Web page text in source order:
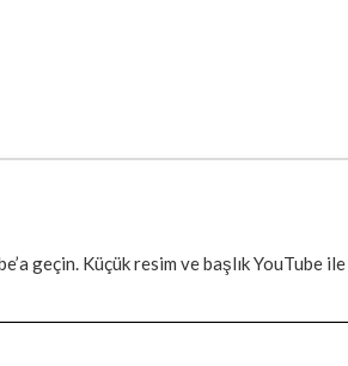
geçin. Küçük resim ve başlık YouTube